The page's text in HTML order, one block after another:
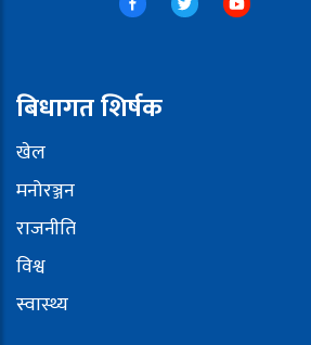
बिधागत शिर्षक
खेल
मनोरञ्जन
राजनीति
विश्व
स्वास्थ्य